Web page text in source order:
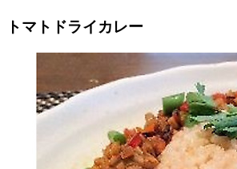
トマトドライカレー